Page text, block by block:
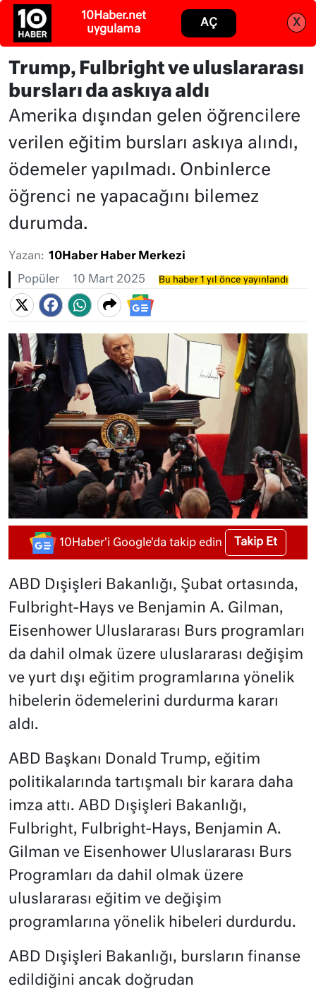
Abone ol Giriş
Trump, Fulbright ve uluslararası
bursları da askıya aldı
Amerika dışından gelen öğrencilere
verilen eğitim bursları askıya alındı,
ödemeler yapılmadı. Onbinlerce
öğrenci ne yapacağını bilemez
durumda.
Yazan: 10Haber Haber Merkezi
Popüler 10 Mart 2025 Bu haber 1 yıl önce yayınlandı
10Haber'i Google'da takip edin Takip Et
ABD Dışişleri Bakanlığı, Şubat ortasında,
Fulbright-Hays ve Benjamin A. Gilman,
Eisenhower Uluslararası Burs programları
da dahil olmak üzere uluslararası değişim
ve yurt dışı eğitim programlarına yönelik
hibelerin ödemelerini durdurma kararı
aldı.
ABD Başkanı Donald Trump, eğitim
politikalarında tartışmalı bir karara daha
imza attı. ABD Dışişleri Bakanlığı,
Fulbright, Fulbright-Hays, Benjamin A.
Gilman ve Eisenhower Uluslararası Burs
Programları da dahil olmak üzere
uluslararası eğitim ve değişim
programlarına yönelik hibeleri durdurdu.
ABD Dışişleri Bakanlığı, bursların finanse
edildiğini ancak doğrudan